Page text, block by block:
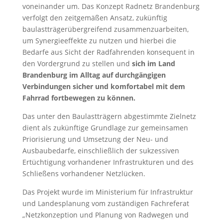
voneinander um. Das Konzept Radnetz Brandenburg
verfolgt den zeitgemäßen Ansatz, zukünftig
baulastträgerübergreifend zusammenzuarbeiten,
um Synergieeffekte zu nutzen und hierbei die
Bedarfe aus Sicht der Radfahrenden konsequent in
den Vordergrund zu stellen und sich im Land
Brandenburg im Alltag auf durchgängigen
Verbindungen sicher und komfortabel mit dem
Fahrrad fortbewegen zu können.
Das unter den Baulastträgern abgestimmte Zielnetz
dient als zukünftige Grundlage zur gemeinsamen
Priorisierung und Umsetzung der Neu- und
Ausbaubedarfe, einschließlich der sukzessiven
Ertüchtigung vorhandener Infrastrukturen und des
Schließens vorhandener Netzlücken.
Das Projekt wurde im Ministerium für Infrastruktur
und Landesplanung vom zuständigen Fachreferat
„Netzkonzeption und Planung von Radwegen und